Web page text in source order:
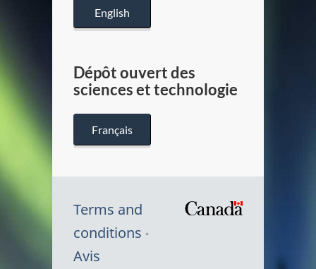
English
Dépôt ouvert des
sciences et technologie
Français
Terms and
conditions
Avis